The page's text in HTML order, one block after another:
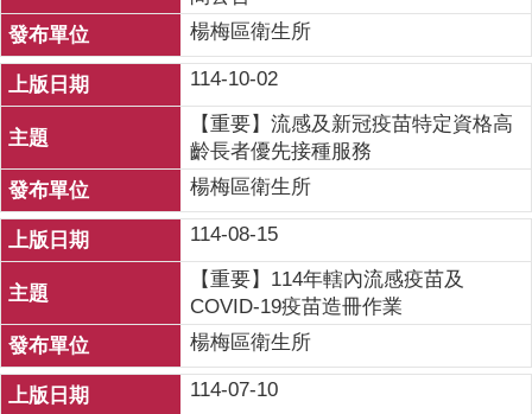
楊梅區衛生所
114-10-02
【重要】流感及新冠疫苗特定資格高
齡長者優先接種服務
楊梅區衛生所
114-08-15
【重要】114年轄內流感疫苗及
COVID-19疫苗造冊作業
楊梅區衛生所
114-07-10